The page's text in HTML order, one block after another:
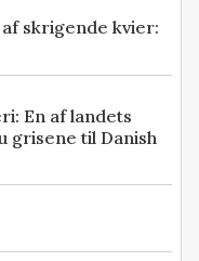
skrigende kvier:
En af landets
grisene til Danish